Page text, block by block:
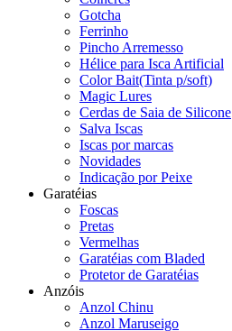
Gotcha
Ferrinho
Pincho Arremesso
Hélice para Isca Artificial
Color Bait(Tinta p/soft)
Magic Lures
Cerdas de Saia de Silicone
Salva Iscas
Iscas por marcas
Novidades
Indicação por Peixe
Garatéias
Foscas
Pretas
Vermelhas
Garatéias com Bladed
Protetor de Garatéias
Anzóis
Anzol Chinu
Anzol Maruseigo